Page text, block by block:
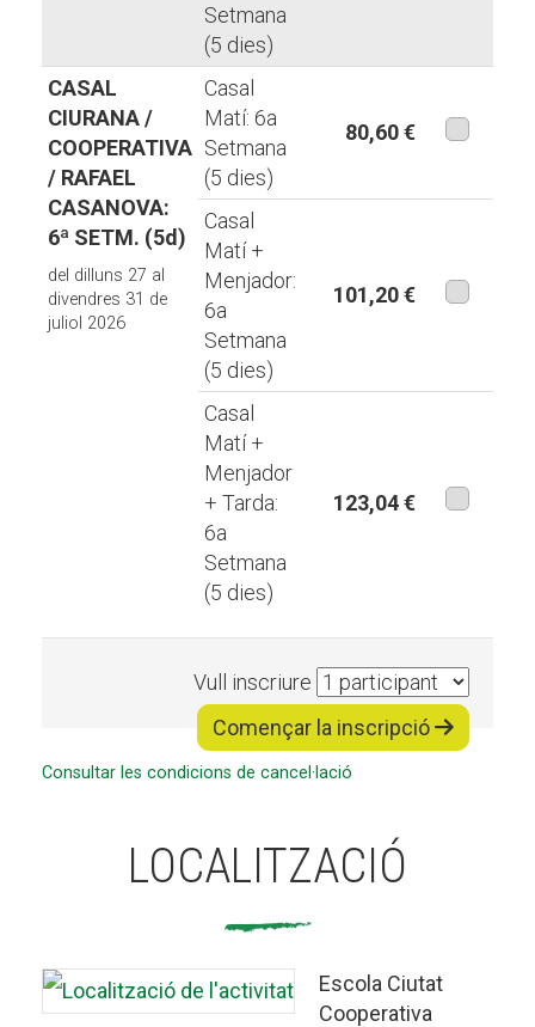
Setmana
(5 dies)
CASAL
CIURANA /
COOPERATIVA
/ RAFAEL
CASANOVA:
6ª SETM. (5d)
del dilluns 27 al
divendres 31 de
juliol 2026
Casal
Matí: 6a
Setmana
(5 dies)
80,60 €
Casal
Matí +
Menjador:
6a
Setmana
(5 dies)
101,20 €
Casal
Matí +
Menjador
+ Tarda:
6a
Setmana
(5 dies)
123,04 €
Vull inscriure
Començar la inscripció
Consultar les condicions de cancel·lació
LOCALITZACIÓ
Escola Ciutat
Cooperativa